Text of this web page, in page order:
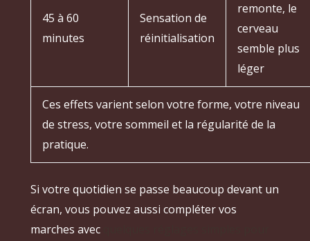
45 à 60
minutes
Sensation de
réinitialisation
remonte, le
cerveau
semble plus
léger
Ces effets varient selon votre forme, votre niveau
de stress, votre sommeil et la régularité de la
pratique.
Si votre quotidien se passe beaucoup devant un
écran, vous pouvez aussi compléter vos
marches avec